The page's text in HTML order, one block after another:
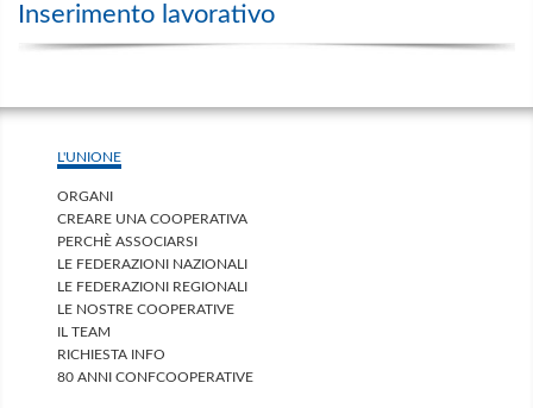
Inserimento lavorativo
L'UNIONE
ORGANI
CREARE UNA COOPERATIVA
PERCHÈ ASSOCIARSI
LE FEDERAZIONI NAZIONALI
LE FEDERAZIONI REGIONALI
LE NOSTRE COOPERATIVE
IL TEAM
RICHIESTA INFO
80 ANNI CONFCOOPERATIVE